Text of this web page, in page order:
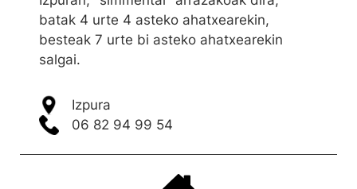
batak 4 urte 4 asteko ahatxearekin,
besteak 7 urte bi asteko ahatxearekin
salgai.
Izpura
06 82 94 99 54